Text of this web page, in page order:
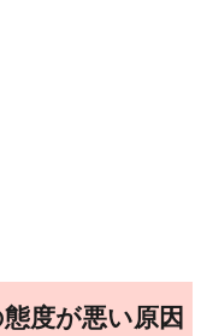
度が悪い原因